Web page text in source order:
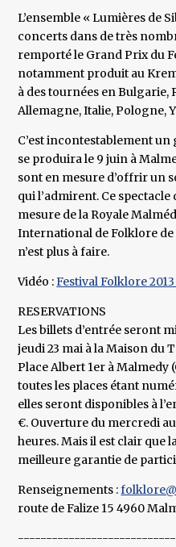
L’ensemble « Lumières de
concerts dans de très
remporté le Grand Prix du
notamment produit au
à des tournées en Bulgarie,
Allemagne, Italie, Pologne,
C’est incontestablement
se produira le 9 juin à
sont en mesure d’offrir un
qui l’admirent. Ce spectacle
mesure de la Royale
International de Folklore
n’est plus à faire.
Vidéo :Festival Folklore
RESERVATIONS
Les billets d’entrée seront
jeudi 23 mai à la Maison du
Place Albert 1er à Malmedy
toutes les places étant
elles seront disponibles à
€. Ouverture du mercredi
heures. Mais il est clair que
meilleure garantie de
Renseignements :
route de Falize 15 4960